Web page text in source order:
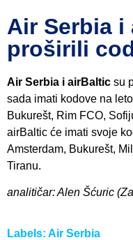
Air Serbia i
proširili
Air Serbia i airBaltic su
sada imati kodove na
Bukurešt, Rim FCO,
airBaltic će imati svoje
Amsterdam, Bukurešt,
Tiranu.
analitičar: Alen Šćuric
Labels: Air Serbia